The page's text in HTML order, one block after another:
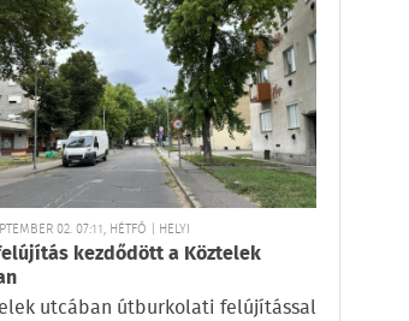
02. 07:11, HÉTFŐ | HELYI
kezdődött a Köztelek
utcában útburkolati felújítással